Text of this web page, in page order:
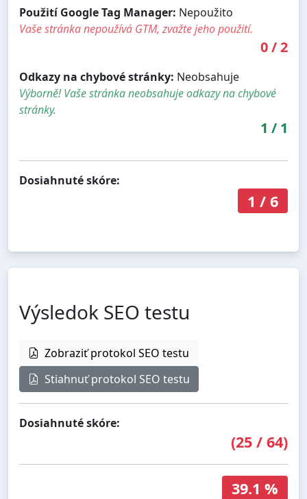
Použití Google Tag Manager: Nepoužito
Vaše stránka nepoužívá GTM, zvažte jeho použití.
0/2
Odkazy na chybové stránky: Neobsahuje
Výborně! Vaše stránka neobsahuje odkazy na chybové
stránky.
1 / 1
Dosiahnuté skóre:
1 / 6
Výsledok SEO testu
Zobraziť protokol SEO testu
Stiahnuť protokol SEO testu
Dosiahnuté skóre:
(25 / 64)
39.1 %